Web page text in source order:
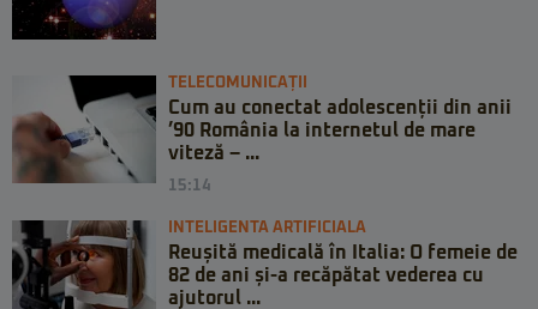
TELECOMUNICAȚII
Cum au conectat adolescenții din anii
’90 România la internetul de mare
viteză – ...
15:14
INTELIGENTA ARTIFICIALA
Reușită medicală în Italia: O femeie de
82 de ani și-a recăpătat vederea cu
ajutorul ...